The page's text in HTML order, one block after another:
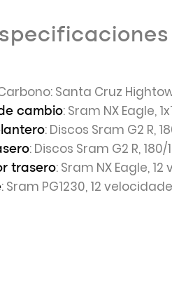
Santa Cruz
cambio: Sram NX Eagle,
: Discos Sram G2 R,
: Discos Sram G2 R,
trasero: Sram NX Eagle,
: Sram PG1230, 12